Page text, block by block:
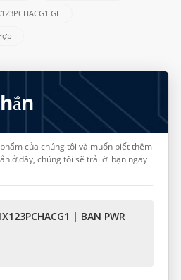
GE
của chúng tôi và muốn biết thêm
ở đây, chúng tôi sẽ trả lời bạn ngay
| BAN PWR